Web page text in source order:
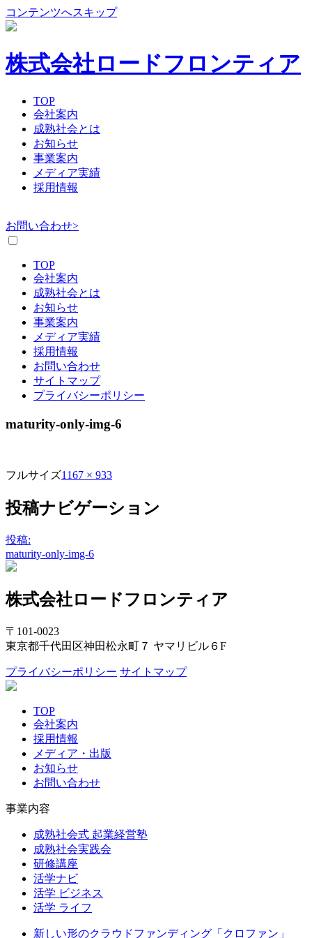
コンテンツへスキップ
株式会社ロードフロンティア
TOP
会社案内
成熟社会とは
お知らせ
事業案内
メディア実績
採用情報
お問い合わせ>
TOP
会社案内
成熟社会とは
お知らせ
事業案内
メディア実績
採用情報
お問い合わせ
サイトマップ
プライバシーポリシー
maturity-only-img-6
フルサイズ1167 × 933
投稿ナビゲーション
投稿:
maturity-only-img-6
株式会社ロードフロンティア
〒101-0023
東京都千代田区神田松永町７ ヤマリビル６F
プライバシーポリシー サイトマップ
TOP
会社案内
採用情報
メディア・出版
お知らせ
お問い合わせ
事業内容
成熟社会式 起業経営塾
成熟社会実践会
研修講座
活学ナビ
活学 ビジネス
活学 ライフ
新しい形のクラウドファンディング「クロファン」